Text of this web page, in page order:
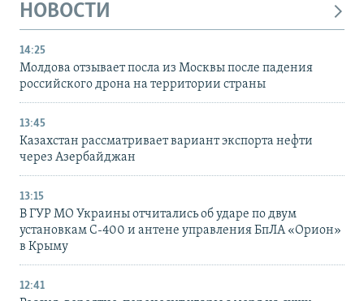
НОВОСТИ
14:25
Молдова отзывает посла из Москвы после падения
российского дрона на территории страны
13:45
Казахстан рассматривает вариант экспорта нефти
через Азербайджан
13:15
В ГУР МО Украины отчитались об ударе по двум
установкам С-400 и антене управления БпЛА «Орион»
в Крыму
12:41